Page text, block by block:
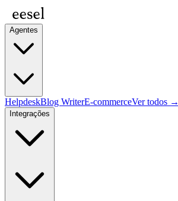
Agentes
HelpdeskBlog WriterE-commerceVer todos →
Integrações